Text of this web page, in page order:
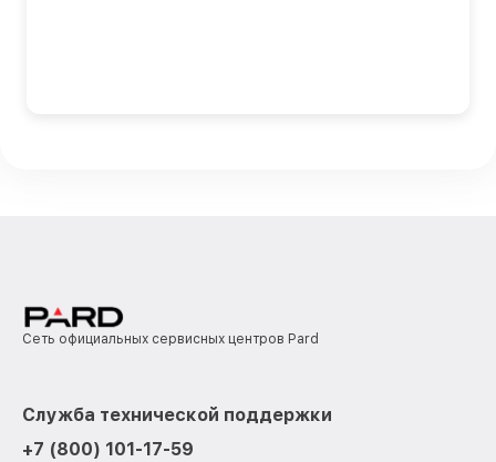
Сеть официальных сервисных центров Pard
Служба технической поддержки
+7 (800) 101-17-59